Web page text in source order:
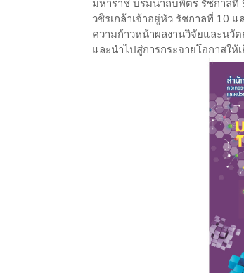
มหาราช บรมนาถบพิตร รัชกาลที่
วชิรเกล้าเจ้าอยู่หัว รัชกาลที่ 10
ความก้าวหน้าผลงานวิจัยและนวั
และนำไปสู่การกระจายโอกาสใ